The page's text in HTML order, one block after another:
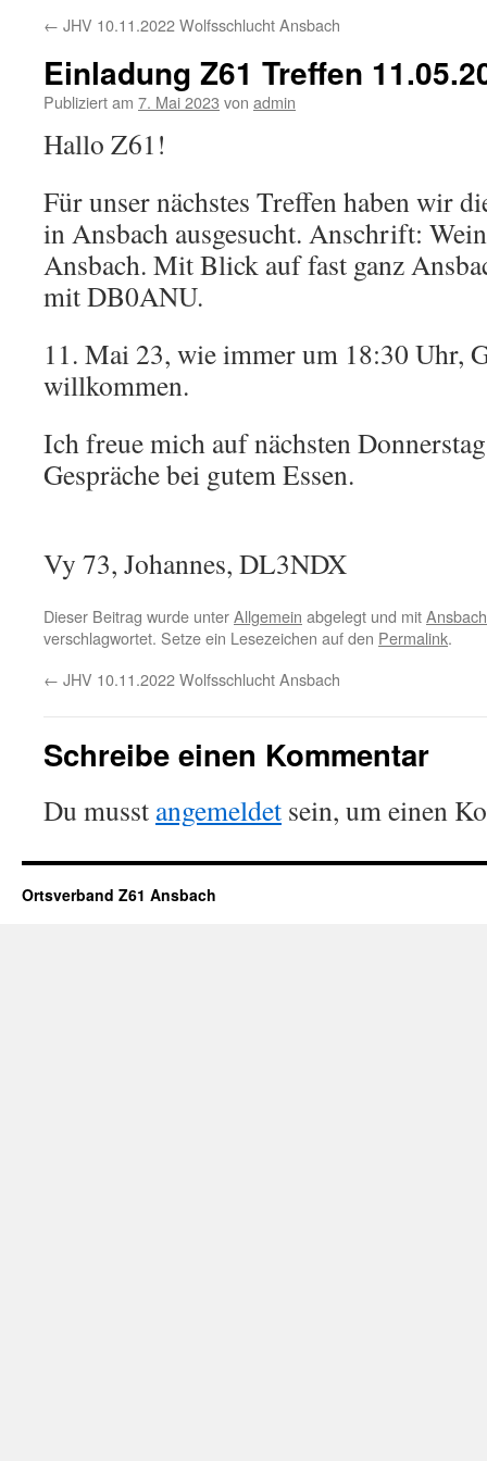
← JHV 10.11.2022 Wolfsschlucht Ansbach
Einladung Z61 Treffen
Publiziert am 7. Mai 2023 von admin
Hallo Z61!
Für unser nächstes Treffen haben wir
in Ansbach ausgesucht. Anschrift:
Ansbach. Mit Blick auf fast ganz
mit DB0ANU.
11. Mai 23, wie immer um 18:30 Uhr,
willkommen.
Ich freue mich auf nächsten
Gespräche bei gutem Essen.
Vy 73, Johannes, DL3NDX
Dieser Beitrag wurde unterAllgemein abgelegt und mitAnsbach
verschlagwortet. Setze ein Lesezeichen auf den Permalink.
← JHV 10.11.2022 Wolfsschlucht Ansbach
Schreibe einen Kommentar
Du musst angemeldet sein, um einen
Ortsverband Z61 Ansbach